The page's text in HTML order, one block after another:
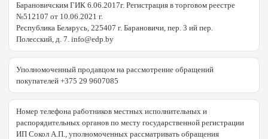
Барановичским ГИК 6.06.2017г. Регистрация в торговом реестре
№512107 от 10.06.2021 г.
Республика Беларусь, 225407 г. Барановичи, пер. 3 ий пер.
Полесский, д. 7. info@edp.by
Уполномоченный продавцом на рассмотрение обращений
покупателей +375 29 9607085
Номер телефона работников местных исполнительных и
распорядительных органов по месту государственной регистрации
ИП Сокол А.П., уполномоченных рассматривать обращения